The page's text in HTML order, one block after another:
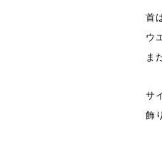
首
ウ
ま
サ
飾